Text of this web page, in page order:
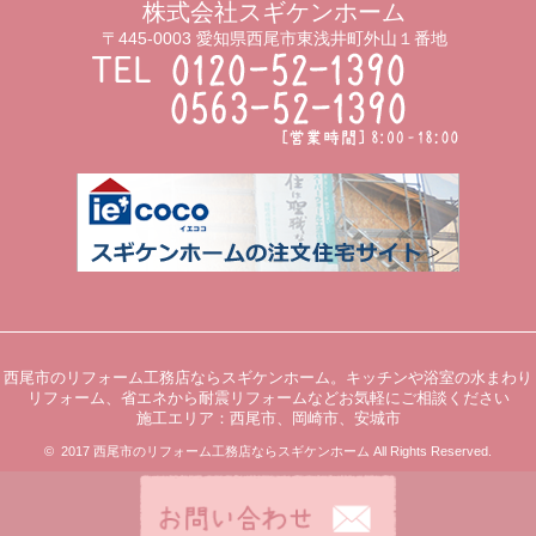
株式会社スギケンホーム
〒445-0003 愛知県西尾市東浅井町外山１番地
西尾市のリフォーム工務店ならスギケンホーム。キッチンや浴室の水まわり
リフォーム、省エネから耐震リフォームなどお気軽にご相談ください
施工エリア：西尾市、岡崎市、安城市
© 2017 西尾市のリフォーム工務店ならスギケンホーム All Rights Reserved.